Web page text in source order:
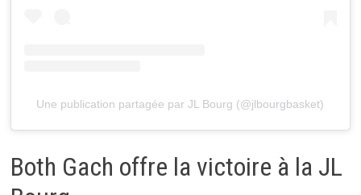
Une publication partagée par JL Bourg (@jlbourgbasket)
Both Gach offre la victoire à la JL